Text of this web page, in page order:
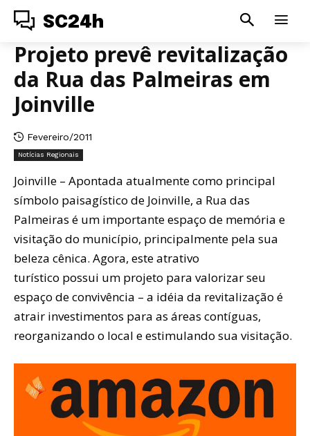
SC24h
Projeto prevê revitalização
da Rua das Palmeiras em
Joinville
Fevereiro/2011
Notícias Regionais
Joinville – Apontada atualmente como principal
símbolo paisagístico de Joinville, a Rua das
Palmeiras é um importante espaço de memória e
visitação do município, principalmente pela sua
beleza cênica. Agora, este atrativo
turístico possui um projeto para valorizar seu
espaço de convivência – a idéia da revitalização é
atrair investimentos para as áreas contíguas,
reorganizando o local e estimulando sua visitação.